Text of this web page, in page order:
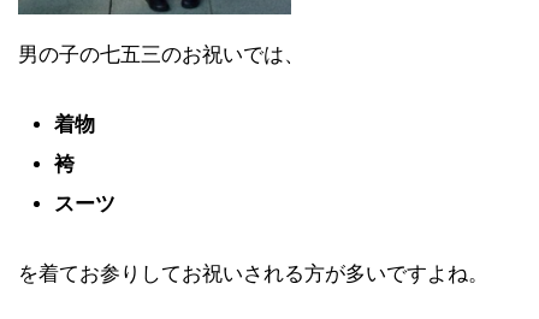
男の子の七五三のお祝いでは、
着物
袴
スーツ
を着てお参りしてお祝いされる方が多いですよね。